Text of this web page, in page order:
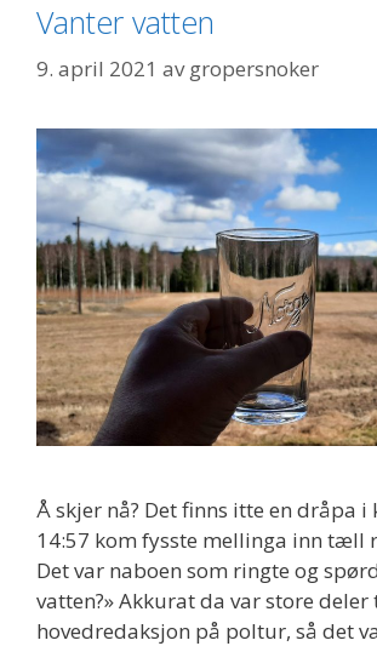
Vanter vatten
9. april 2021 avgropersnoker
Å skjer nå? Det finns itte en dråpa i
14:57 kom fysste mellinga inn tæll
Det var naboen som ringte og
vatten?» Akkurat da var store deler
hovedredaksjon på poltur, så det